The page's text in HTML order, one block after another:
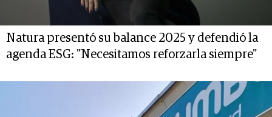
Natura presentó su balance 2025 y defendió la
agenda ESG: "Necesitamos reforzarla siempre"